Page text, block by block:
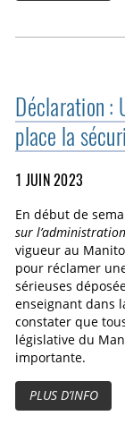
Déclaration :
place la
1 JUIN 2023
En début de
sur
vigueur au
pour réclamer
sérieuses
enseignant dans
constater que
législative du
importante.
PLUS D’INFO